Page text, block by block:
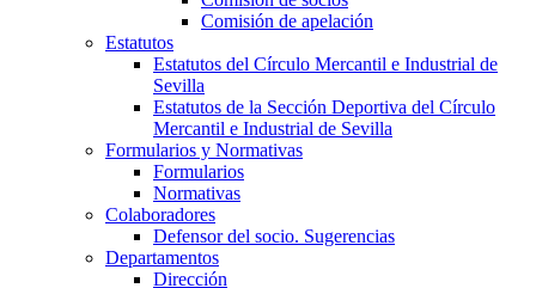
Comisión de apelación
Estatutos
Estatutos del Círculo Mercantil e Industrial de
Sevilla
Estatutos de la Sección Deportiva del Círculo
Mercantil e Industrial de Sevilla
Formularios y Normativas
Formularios
Normativas
Colaboradores
Defensor del socio. Sugerencias
Departamentos
Dirección